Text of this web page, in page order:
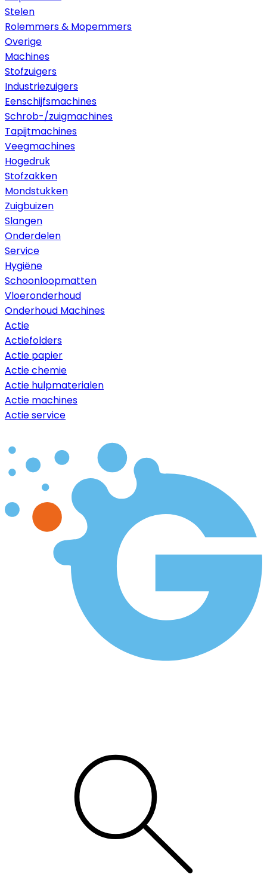
Stelen
Rolemmers & Mopemmers
Overige
Machines
Stofzuigers
Industriezuigers
Eenschijfsmachines
Schrob-/zuigmachines
Tapijtmachines
Veegmachines
Hogedruk
Stofzakken
Mondstukken
Zuigbuizen
Slangen
Onderdelen
Service
Hygiëne
Schoonloopmatten
Vloeronderhoud
Onderhoud Machines
Actie
Actiefolders
Actie papier
Actie chemie
Actie hulpmaterialen
Actie machines
Actie service